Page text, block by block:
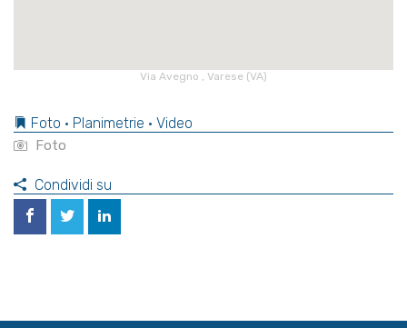
Via Avegno , Varese (VA)
Foto • Planimetrie • Video
Foto
Condividi su